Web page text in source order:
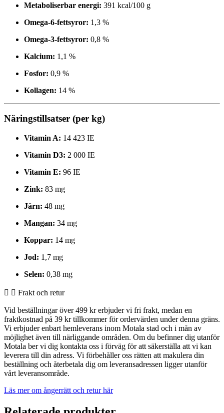
Metaboliserbar energi: 391 kcal/100 g
Omega-6-fettsyror: 1,3 %
Omega-3-fettsyror: 0,8 %
Kalcium: 1,1 %
Fosfor: 0,9 %
Kollagen: 14 %
Näringstillsatser (per kg)
Vitamin A: 14 423 IE
Vitamin D3: 2 000 IE
Vitamin E: 96 IE
Zink: 83 mg
Järn: 48 mg
Mangan: 34 mg
Koppar: 14 mg
Jod: 1,7 mg
Selen: 0,38 mg
Frakt och retur
Vid beställningar över 499 kr erbjuder vi fri frakt, medan en
fraktkostnad på 39 kr tillkommer för ordervärden under denna gräns.
Vi erbjuder enbart hemleverans inom Motala stad och i mån av
möjlighet även till närliggande områden. Om du befinner dig utanför
Motala ber vi dig kontakta oss i förväg för att säkerställa att vi kan
leverera till din adress. Vi förbehåller oss rätten att makulera din
beställning och återbetala dig om leveransadressen ligger utanför
vårt leveransområde.
Läs mer om ångerrätt och retur här